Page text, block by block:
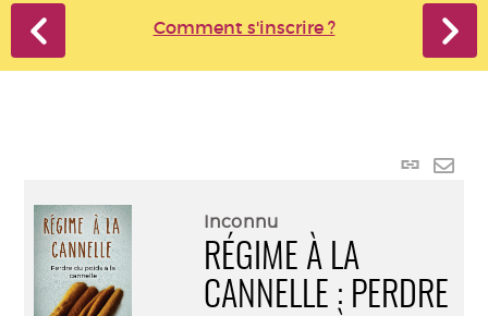
Comment s'inscrire ?
Lien
Inconnu
RÉGIME À LA
CANNELLE : PERDRE